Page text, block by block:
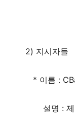
2) 지시자들
* 이름 :
설명 : 제한